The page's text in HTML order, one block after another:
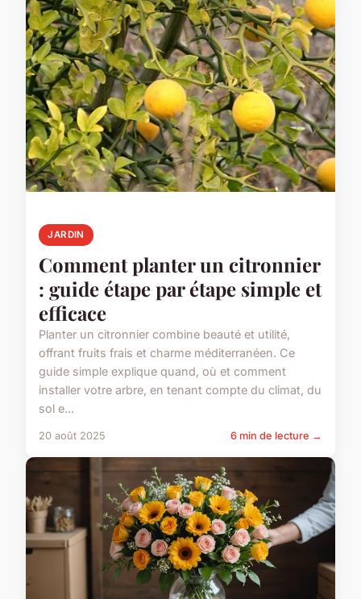
JARDIN
Comment planter un citronnier
: guide étape par étape simple et
efficace
Planter un citronnier combine beauté et utilité,
offrant fruits frais et charme méditerranéen. Ce
guide simple explique quand, où et comment
installer votre arbre, en tenant compte du climat, du
sol e...
20 août 2025 6 min de lecture →